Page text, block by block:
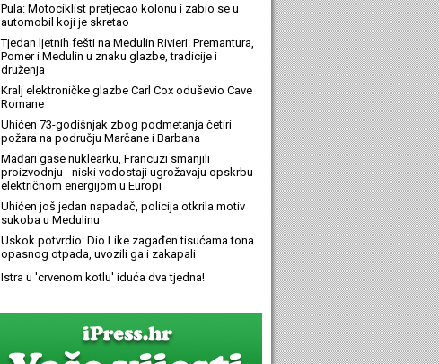
Pula: Motociklist pretjecao kolonu i zabio se u
automobil koji je skretao
Tjedan ljetnih fešti na Medulin Rivieri: Premantura,
Pomer i Medulin u znaku glazbe, tradicije i
druženja
Kralj elektroničke glazbe Carl Cox oduševio Cave
Romane
Uhićen 73-godišnjak zbog podmetanja četiri
požara na području Marčane i Barbana
Mađari gase nuklearku, Francuzi smanjili
proizvodnju - niski vodostaji ugrožavaju opskrbu
električnom energijom u Europi
Uhićen još jedan napadač, policija otkrila motiv
sukoba u Medulinu
Uskok potvrdio: Dio Like zagađen tisućama tona
opasnog otpada, uvozili ga i zakapali
Istra u 'crvenom kotlu' iduća dva tjedna!